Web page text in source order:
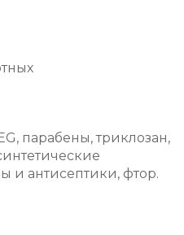
парабены, триклозан,
и антисептики, фтор.